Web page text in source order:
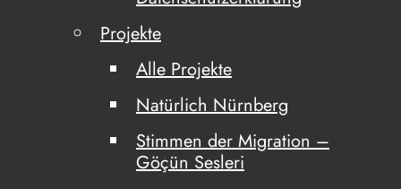
Projekte
Alle Projekte
Natürlich Nürnberg
Stimmen der Migration –
Göçün Sesleri